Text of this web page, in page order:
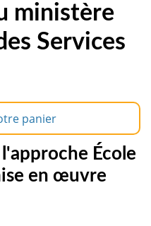
ministère
Services
panier
École
en œuvre